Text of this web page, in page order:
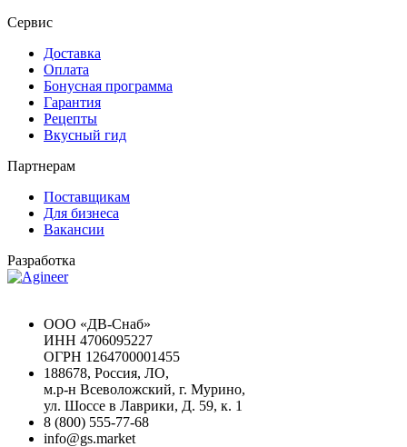
Сервис
Доставка
Оплата
Бонусная программа
Гарантия
Рецепты
Вкусный гид
Партнерам
Поставщикам
Для бизнеса
Вакансии
Разработка
ООО «ДВ-Снаб»
ИНН 4706095227
ОГРН 1264700001455
188678, Россия, ЛО,
м.р-н Всеволожский, г. Мурино,
ул. Шоссе в Лаврики, Д. 59, к. 1
8 (800) 555-77-68
info@gs.market